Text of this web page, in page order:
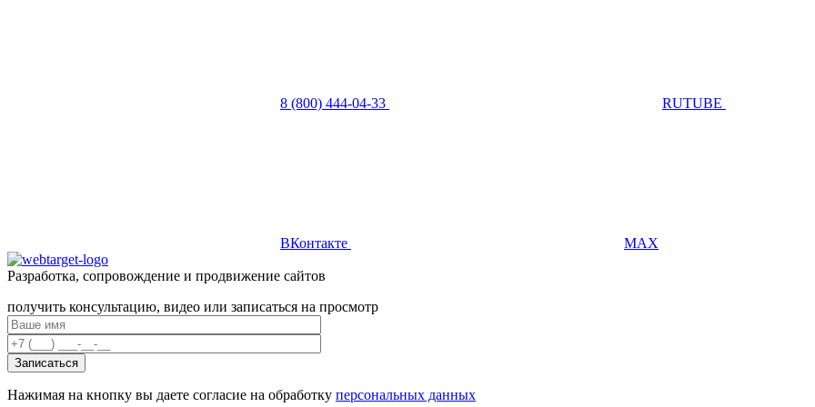
8 (800) 444-04-33 RUTUBE
ВКонтакте MAX
Разработка, сопровождение и продвижение сайтов
получить консультацию, видео или записаться на просмотр
Нажимая на кнопку вы даете согласие на обработку персональных данных